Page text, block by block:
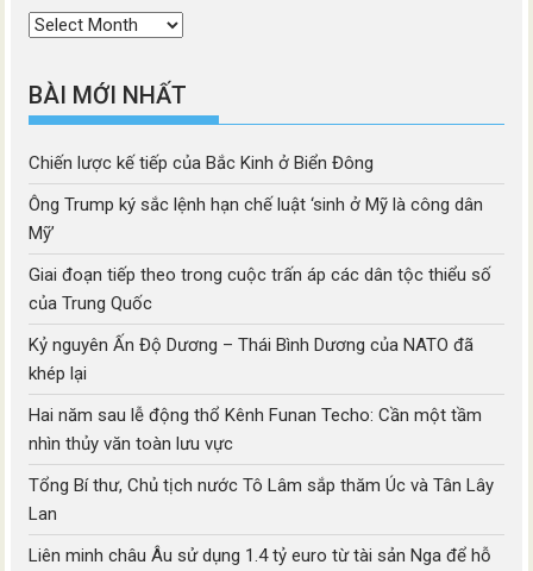
Thời
BÀI MỚI NHẤT
Chiến lược kế tiếp của Bắc Kinh ở Biển Đông
Ông Trump ký sắc lệnh hạn chế luật ‘sinh ở Mỹ là công dân
Mỹ’
Giai đoạn tiếp theo trong cuộc trấn áp các dân tộc thiểu số
của Trung Quốc
Kỷ nguyên Ấn Độ Dương – Thái Bình Dương của NATO đã
khép lại
Hai năm sau lễ động thổ Kênh Funan Techo: Cần một tầm
nhìn thủy văn toàn lưu vực
Tổng Bí thư, Chủ tịch nước Tô Lâm sắp thăm Úc và Tân Lây
Lan
Liên minh châu Âu sử dụng 1.4 tỷ euro từ tài sản Nga để hỗ